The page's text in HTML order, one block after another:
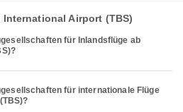
Airport (TBS)
für Inlandsflüge ab
für internationale Flüge